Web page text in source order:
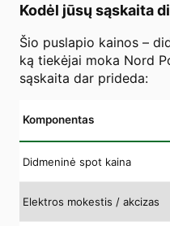
Kodėl jūsų sąskaita
Šio puslapio kainos –
ką tiekėjai moka Nord
sąskaita dar prideda:
Komponentas
Didmeninė spot kaina
Elektros mokestis / akcizas